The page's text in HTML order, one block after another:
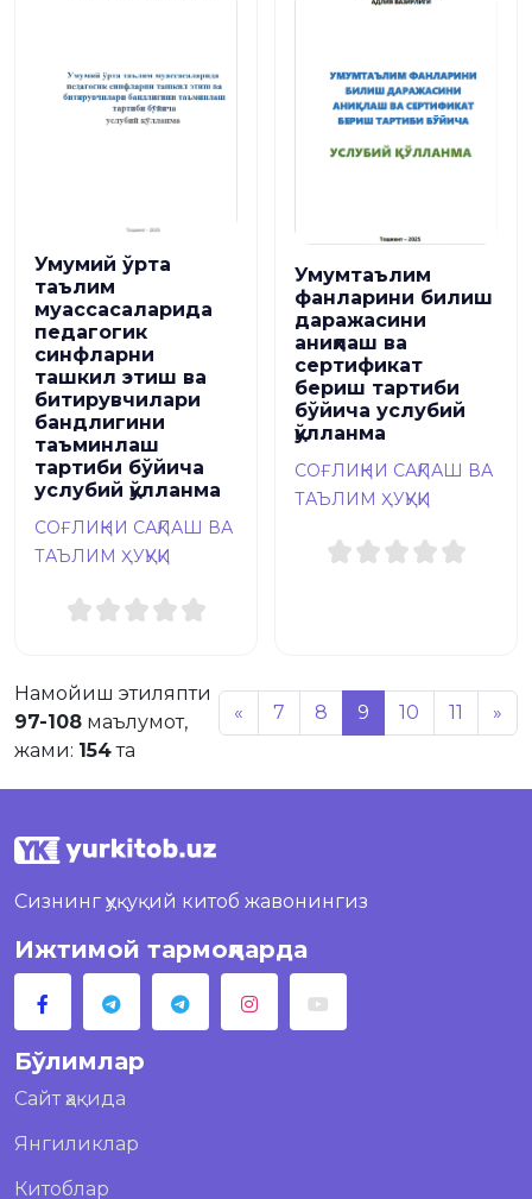
Умумий ўрта
таълим
муассасаларида
педагогик
синфларни
ташкил этиш ва
битирувчилари
бандлигини
таъминлаш
тартиби бўйича
услубий қўлланма
СОҒЛИҚНИ САҚЛАШ ВА
ТАЪЛИМ ҲУҚУҚИ
Умумтаълим
фанларини билиш
даражасини
аниқлаш ва
сертификат
бериш тартиби
бўйича услубий
қўлланма
СОҒЛИҚНИ САҚЛАШ ВА
ТАЪЛИМ ҲУҚУҚИ
Намойиш этиляпти
97-108 маълумот,
жами: 154та
« 7 8 9 10 11 »
Сизнинг ҳуқуқий китоб жавонингиз
Ижтимой тармоқларда
Бўлимлар
Сайт ҳақида
Янгиликлар
Китоблар